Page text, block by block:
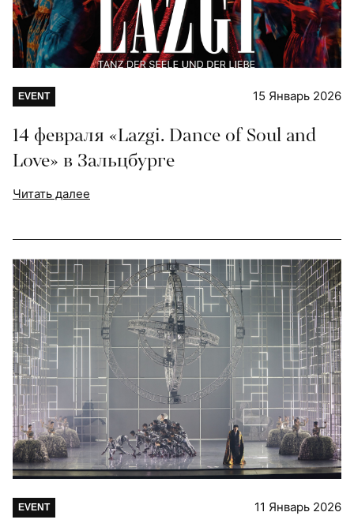
EVENT 15 Январь 2026
14 февраля «Lazgi. Dance of Soul and
Love» в Зальцбурге
Читать далее
EVENT 11 Январь 2026